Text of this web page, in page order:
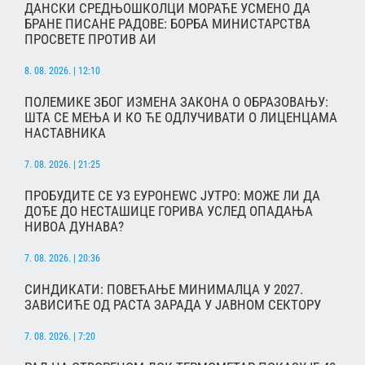
ДАНСКИ СРЕДЊОШКОЛЦИ МОРАЋЕ УСМЕНО ДА
БРАНЕ ПИСАНЕ РАДОВЕ: БОРБА МИНИСТАРСТВА
ПРОСВЕТЕ ПРОТИВ АИ
8. 08. 2026. | 12:10
ПОЛЕМИКЕ ЗБОГ ИЗМЕНА ЗАКОНА О ОБРАЗОВАЊУ:
ШТА СЕ МЕЊА И КО ЋЕ ОДЛУЧИВАТИ О ЛИЦЕНЦАМА
НАСТАВНИКА
7. 08. 2026. | 21:25
ПРОБУДИТЕ СЕ УЗ ЕУРОНЕWС ЈУТРО: МОЖЕ ЛИ ДА
ДОЂЕ ДО НЕСТАШИЦЕ ГОРИВА УСЛЕД ОПАДАЊА
НИВОА ДУНАВА?
7. 08. 2026. | 20:36
СИНДИКАТИ: ПОВЕЋАЊЕ МИНИМАЛЦА У 2027.
ЗАВИСИЋЕ ОД РАСТА ЗАРАДА У ЈАВНОМ СЕКТОРУ
7. 08. 2026. | 7:20